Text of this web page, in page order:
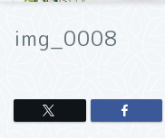
img_0008